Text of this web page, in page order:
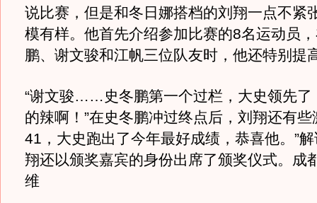
说比赛，但是和冬日娜搭档的刘翔一点不紧
模有样。他首先介绍参加比赛的8名运动员
鹏、谢文骏和江帆三位队友时，他还特别提
“谢文骏……史冬鹏第一个过栏，大史领先了
的辣啊！”在史冬鹏冲过终点后，刘翔还有些
41，大史跑出了今年最好成绩，恭喜他。”
翔还以颁奖嘉宾的身份出席了颁奖仪式。成
维